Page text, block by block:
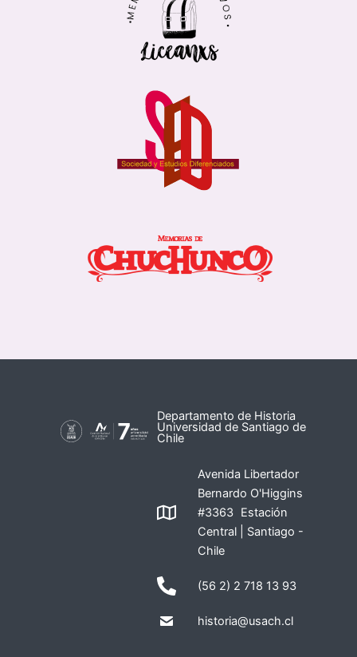
Departamento de Historia
Universidad de Santiago de
Chile
Avenida Libertador
Bernardo O'Higgins
#3363 Estación
Central | Santiago -
Chile
(56 2) 2 718 13 93
historia@usach.cl